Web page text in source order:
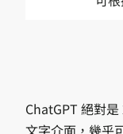
ChatGPT 絕對